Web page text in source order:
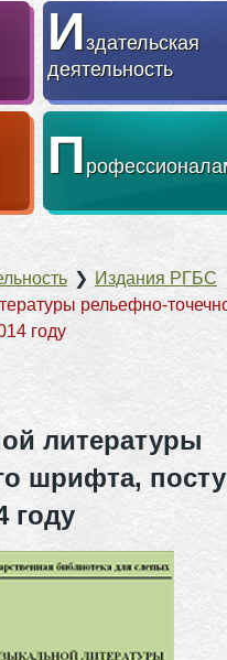
Издательская
деятельность
П
❯ Издания РГБС
рельефно-
году
литературы
шрифта,
году